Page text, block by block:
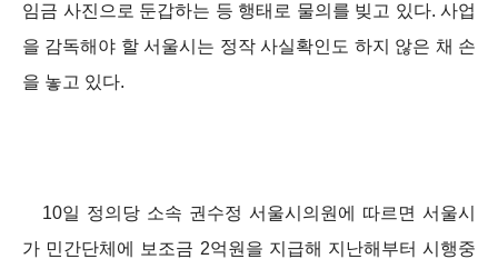
임금 사진으로 둔갑하는 등 행태로 물의를 빚고 있다. 사업
을 감독해야 할 서울시는 정작 사실확인도 하지 않은 채 손
을 놓고 있다.
10일 정의당 소속 권수정 서울시의원에 따르면 서울시
가 민간단체에 보조금 2억원을 지급해 지난해부터 시행중